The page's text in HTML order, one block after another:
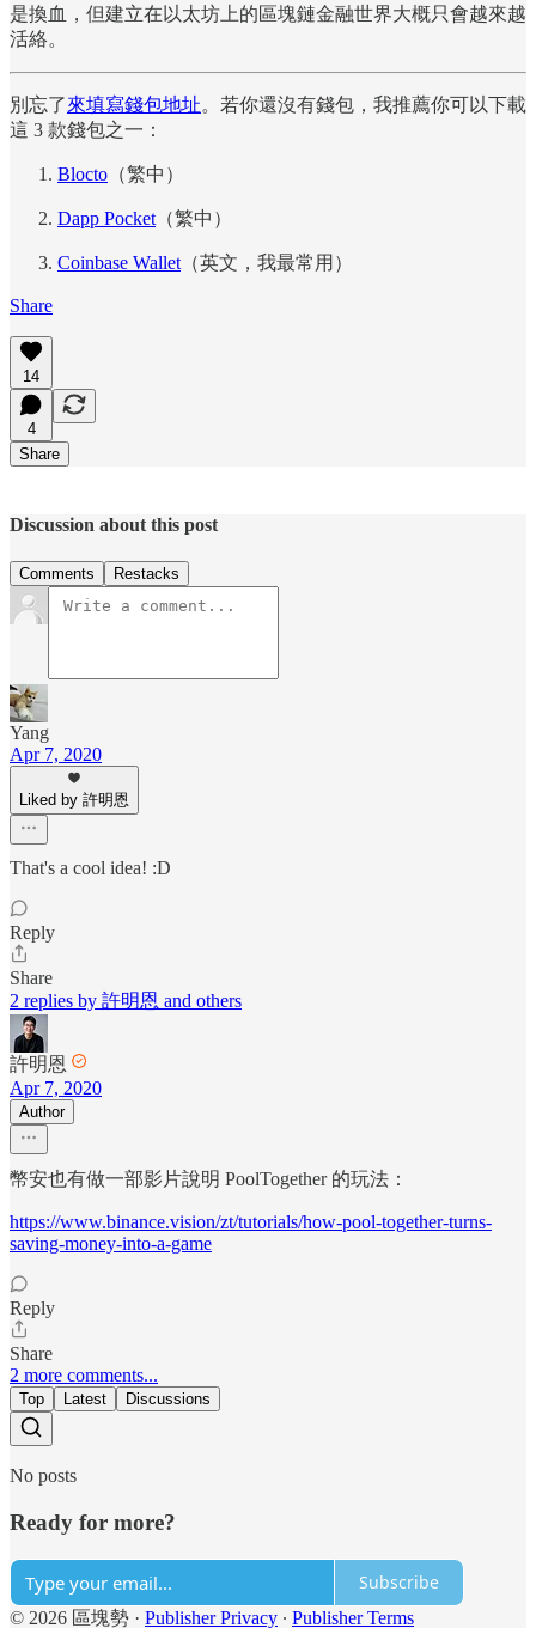
是換血，但建立在以太坊上的區塊鏈金融世界大概只會越來越
活絡。
別忘了來填寫錢包地址。若你還沒有錢包，我推薦你可以下載
這 3 款錢包之一：
Blocto （繁中）
Dapp Pocket （繁中）
Coinbase Wallet （英文，我最常用）
Share
14
4
Share
Discussion about this post
Comments Restacks
Yang
Apr 7, 2020
Liked by 許明恩
That's a cool idea! :D
Reply
Share
2 replies by 許明恩 and others
許明恩
Apr 7, 2020
Author
幣安也有做一部影片說明 PoolTogether 的玩法：
https://www.binance.vision/zt/tutorials/how-pool-together-turns-
saving-money-into-a-game
Reply
Share
2 more comments...
Top Latest Discussions
No posts
Ready for more?
Subscribe
© 2026 區塊勢 · Publisher Privacy ∙ Publisher Terms